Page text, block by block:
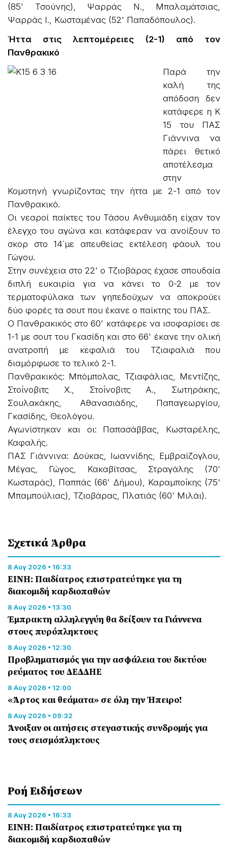
(85' Τσούνης), Ψαρράς N., Μπαλαμάτσιας,
Ψαρράς I., Κωσταμένας (52' Παπαδόπουλος).
Ήττα στις λεπτομέρειες (2-1) από τον
Πανθρακικό
Παρά την
καλή της
απόδοση δεν
κατάφερε η Κ
15 του ΠΑΣ
Γιάννινα να
πάρει θετικό
αποτέλεσμα
στην
Κομοτηνή γνωρίζοντας την ήττα με 2-1 από τον
Πανθρακικό.
Οι νεαροί παίκτες του Τάσου Ανθυμιάδη είχαν τον
έλεγχο του αγώνα και κατάφεραν να ανοίξουν το
σκορ στο 14΄με απευθείας εκτέλεση φάουλ του
Γώγου.
Στην συνέχεια στο 22' ο Τζιοβάρας έχασε σπουδαία
διπλή ευκαιρία για να κάνει το 0-2 με τον
τερματοφύλακα των γηπεδούχων να αποκρούει
δύο φορές τα σουτ που έκανε ο παίκτης του ΠΑΣ.
Ο Πανθρακικός στο 60' κατάφερε να ισοφαρίσει σε
1-1 με σουτ του Γκασίδη και στο 66' έκανε την ολική
ανατροπή με κεφαλιά του Τζιαφαλιά που
διαμόρφωσε το τελικό 2-1.
Πανθρακικός: Μπόμπολας, Τζιαφάλιας, Μεντίζης,
Στοΐνοβιτς Χ., Στοΐνοβιτς Α., Σωτηράκης,
Σουλακάκης, Αθανασιάδης, Παπαγεωργίου,
Γκασίδης, Θεολόγου.
Αγωνίστηκαν και οι: Παπασάββας, Κωσταρέλης,
Καφαλής.
ΠΑΣ Γιάννινα: Δούκας, Ιωαννίδης, Εμβραίζογλου,
Μέγας, Γώγος, Κακαβίτσας, Στραγάλης (70'
Κωσταράς), Παππάς (66' Δήμου), Καραμποΐκης (75'
Μπαμπούλιας), Τζιοβάρας, Πλατιάς (60' Μιλάι).
Σχετικά Άρθρα
8 Αύγ 2026 • 16:33
ΕΙΝΗ: Παιδίατρος επιστρατεύτηκε για τη
διακομιδή καρδιοπαθών
8 Αύγ 2026 • 13:30
Έμπρακτη αλληλεγγύη θα δείξουν τα Γιάννενα
στους πυρόπληκτους
8 Αύγ 2026 • 12:30
Προβληματισμός για την ασφάλεια του δικτύου
ρεύματος του ΔΕΔΔΗΕ
8 Αύγ 2026 • 12:00
«Άρτος και θεάματα» σε όλη την Ήπειρο!
8 Αύγ 2026 • 09:32
Άνοιξαν οι αιτήσεις στεγαστικής συνδρομής για
τους σεισμόπληκτους
Ροή Eιδήσεων
8 Αύγ 2026 • 16:33
ΕΙΝΗ: Παιδίατρος επιστρατεύτηκε για τη
διακομιδή καρδιοπαθών